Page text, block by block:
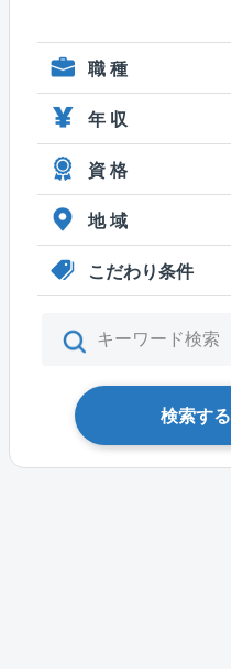
職 種
年 収
資 格
地 域
こだわり条件
検索する